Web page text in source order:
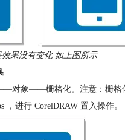
果没有变化 如上图所示
对象——栅格化。注意：栅格
，进行 CorelDRAW 置入操作。